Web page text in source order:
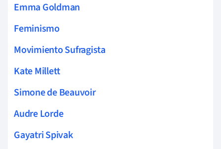
Emma Goldman
Feminismo
Movimiento Sufragista
Kate Millett
Simone de Beauvoir
Audre Lorde
Gayatri Spivak